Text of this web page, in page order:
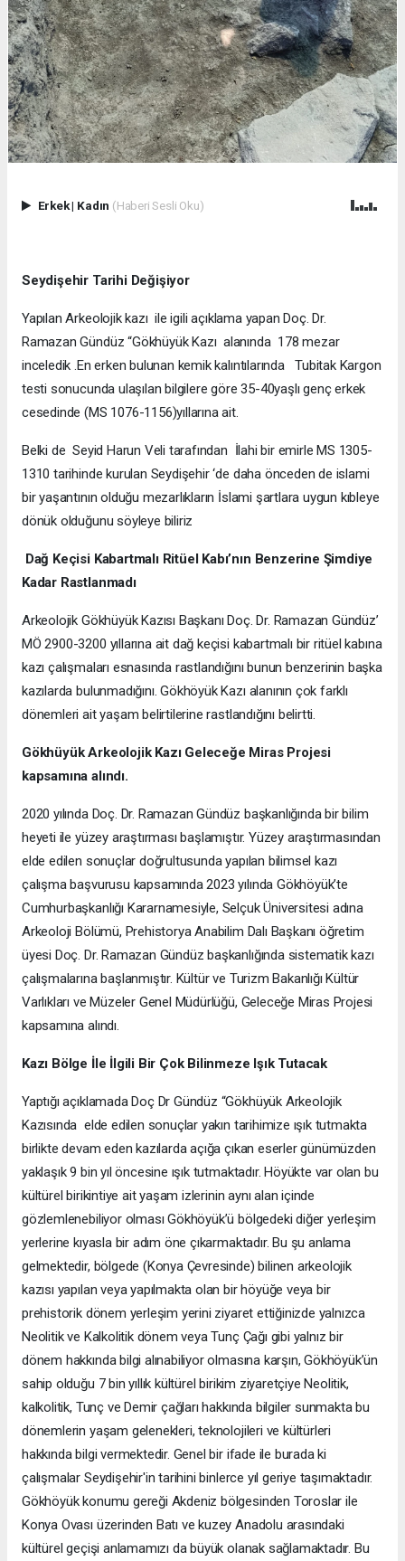
Erkek| Kadın (Haberi Sesli Oku)
Seydişehir Tarihi Değişiyor
Yapılan Arkeolojik kazı ile igili açıklama yapan Doç. Dr.
Ramazan Gündüz “Gökhüyük Kazı alanında 178 mezar
inceledik .En erken bulunan kemik kalıntılarında Tubitak Kargon
testi sonucunda ulaşılan bilgilere göre 35-40yaşlı genç erkek
cesedinde (MS 1076-1156)yıllarına ait.
Belki de Seyid Harun Veli tarafından İlahi bir emirle MS 1305-
1310 tarihinde kurulan Seydişehir ‘de daha önceden de islami
bir yaşantının olduğu mezarlıkların İslami şartlara uygun kıbleye
dönük olduğunu söyleye biliriz
Dağ Keçisi Kabartmalı Ritüel Kabı’nın Benzerine Şimdiye
Kadar Rastlanmadı
Arkeolojik Gökhüyük Kazısı Başkanı Doç. Dr. Ramazan Gündüz’
MÖ 2900-3200 yıllarına ait dağ keçisi kabartmalı bir ritüel kabına
kazı çalışmaları esnasında rastlandığını bunun benzerinin başka
kazılarda bulunmadığını. Gökhöyük Kazı alanının çok farklı
dönemleri ait yaşam belirtilerine rastlandığını belirtti.
Gökhüyük Arkeolojik Kazı Geleceğe Miras Projesi
kapsamına alındı.
2020 yılında Doç. Dr. Ramazan Gündüz başkanlığında bir bilim
heyeti ile yüzey araştırması başlamıştır. Yüzey araştırmasından
elde edilen sonuçlar doğrultusunda yapılan bilimsel kazı
çalışma başvurusu kapsamında 2023 yılında Gökhöyük’te
Cumhurbaşkanlığı Kararnamesiyle, Selçuk Üniversitesi adına
Arkeoloji Bölümü, Prehistorya Anabilim Dalı Başkanı öğretim
üyesi Doç. Dr. Ramazan Gündüz başkanlığında sistematik kazı
çalışmalarına başlanmıştır. Kültür ve Turizm Bakanlığı Kültür
Varlıkları ve Müzeler Genel Müdürlüğü, Geleceğe Miras Projesi
kapsamına alındı.
Kazı Bölge İle İlgili Bir Çok Bilinmeze Işık Tutacak
Yaptığı açıklamada Doç Dr Gündüz “Gökhüyük Arkeolojik
Kazısında elde edilen sonuçlar yakın tarihimize ışık tutmakta
birlikte devam eden kazılarda açığa çıkan eserler günümüzden
yaklaşık 9 bin yıl öncesine ışık tutmaktadır. Höyükte var olan bu
kültürel birikintiye ait yaşam izlerinin aynı alan içinde
gözlemlenebiliyor olması Gökhöyük’ü bölgedeki diğer yerleşim
yerlerine kıyasla bir adım öne çıkarmaktadır. Bu şu anlama
gelmektedir, bölgede (Konya Çevresinde) bilinen arkeolojik
kazısı yapılan veya yapılmakta olan bir höyüğe veya bir
prehistorik dönem yerleşim yerini ziyaret ettiğinizde yalnızca
Neolitik ve Kalkolitik dönem veya Tunç Çağı gibi yalnız bir
dönem hakkında bilgi alınabiliyor olmasına karşın, Gökhöyük’ün
sahip olduğu 7 bin yıllık kültürel birikim ziyaretçiye Neolitik,
kalkolitik, Tunç ve Demir çağları hakkında bilgiler sunmakta bu
dönemlerin yaşam gelenekleri, teknolojileri ve kültürleri
hakkında bilgi vermektedir. Genel bir ifade ile burada ki
çalışmalar Seydişehir'in tarihini binlerce yıl geriye taşımaktadır.
Gökhöyük konumu gereği Akdeniz bölgesinden Toroslar ile
Konya Ovası üzerinden Batı ve kuzey Anadolu arasındaki
kültürel geçişi anlamamızı da büyük olanak sağlamaktadır. Bu